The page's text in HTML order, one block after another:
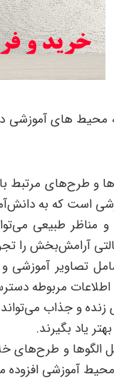
های آموزشی
و طرح‌های
است که به
طبیعی
آرامش‌بخش را
تصاویر آموزشی
مربوطه
و جذاب
یاد بگیرند.
الگوها و طرح‌های
آموزشی افزوده